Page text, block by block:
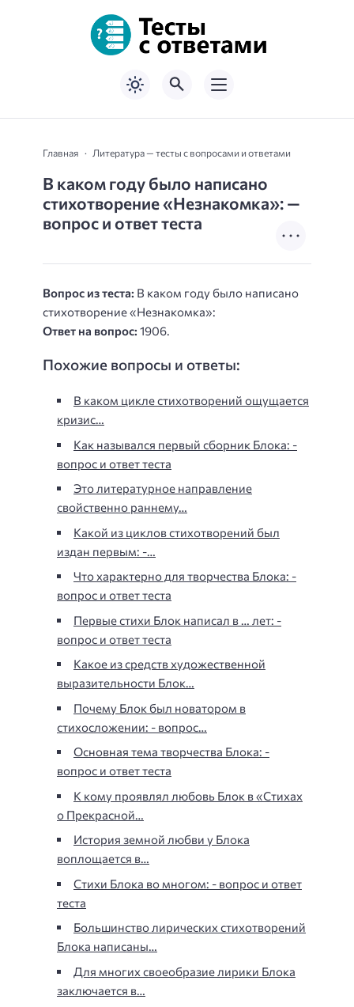
Главная Литература — тесты с вопросами и ответами
В каком году было написано
стихотворение «Незнакомка»: —
вопрос и ответ теста
Вопрос из теста: В каком году было написано
стихотворение «Незнакомка»:
Ответ на вопрос: 1906.
Похожие вопросы и ответы:
В каком цикле стихотворений ощущается
кризис…
Как назывался первый сборник Блока: -
вопрос и ответ теста
Это литературное направление
свойственно раннему…
Какой из циклов стихотворений был
издан первым: -…
Что характерно для творчества Блока: -
вопрос и ответ теста
Первые стихи Блок написал в … лет: -
вопрос и ответ теста
Какое из средств художественной
выразительности Блок…
Почему Блок был новатором в
стихосложении: - вопрос…
Основная тема творчества Блока: -
вопрос и ответ теста
К кому проявлял любовь Блок в «Стихах
о Прекрасной…
История земной любви у Блока
воплощается в…
Стихи Блока во многом: - вопрос и ответ
теста
Большинство лирических стихотворений
Блока написаны…
Для многих своеобразие лирики Блока
заключается в…